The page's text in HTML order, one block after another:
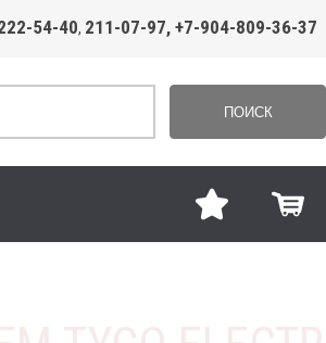
54-40, 211-07-97, +7-904-809-36-37
ПОИСК